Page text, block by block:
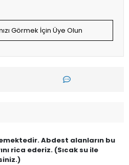
Görmek İçin Üye Olun
Abdest alanların bu
rica ederiz. (Sıcak su ile